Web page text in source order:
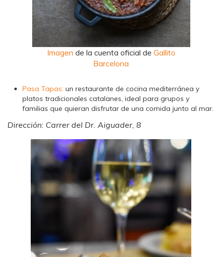
Imagen de la cuenta oficial de Gallito
Barcelona
Pasa Tapas: un restaurante de cocina mediterránea y
platos tradicionales catalanes, ideal para grupos y
familias que quieran disfrutar de una comida junto al mar.
Dirección: Carrer del Dr. Aiguader, 8